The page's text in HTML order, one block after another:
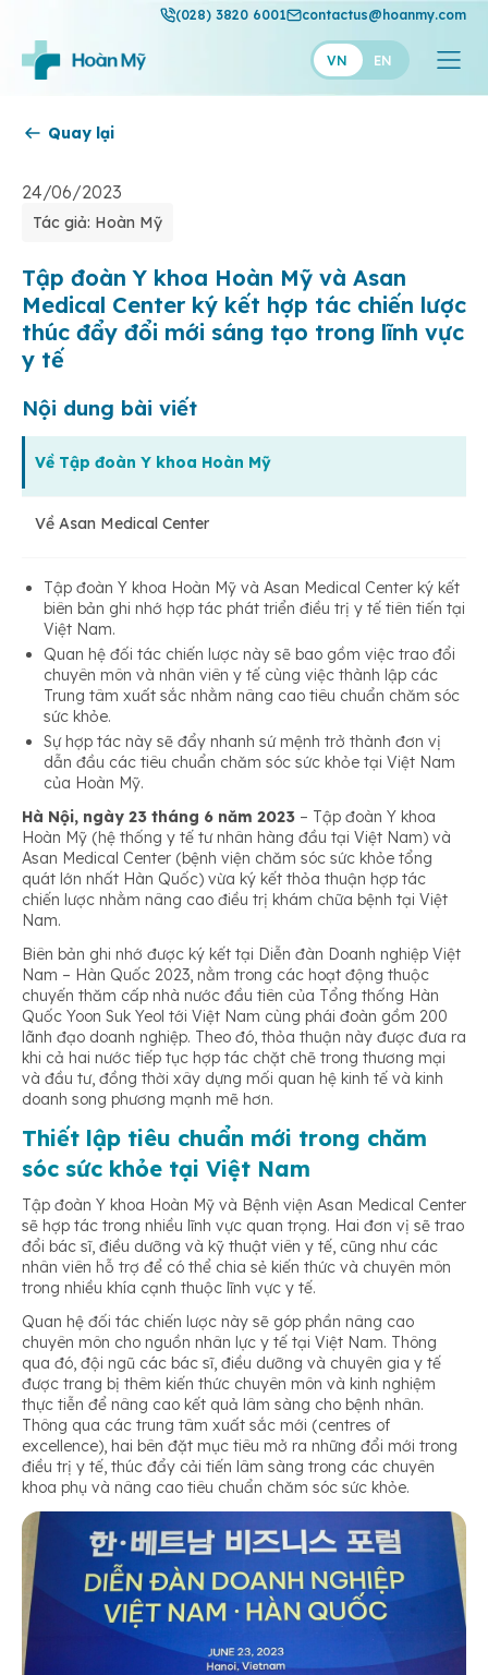
(028) 3820 6001 contactus@hoanmy.com
VN EN
Thuận Mỹ
Quay lại
24/06/2023
Tác giả: Hoàn Mỹ
Tập đoàn Y khoa Hoàn Mỹ và Asan
Medical Center ký kết hợp tác chiến lược
thúc đẩy đổi mới sáng tạo trong lĩnh vực
y tế
Nội dung bài viết
Về Tập đoàn Y khoa Hoàn Mỹ
Về Asan Medical Center
Tập đoàn Y khoa Hoàn Mỹ và Asan Medical Center ký kết
biên bản ghi nhớ hợp tác phát triển điều trị y tế tiên tiến tại
Việt Nam.
Quan hệ đối tác chiến lược này sẽ bao gồm việc trao đổi
chuyên môn và nhân viên y tế cùng việc thành lập các
Trung tâm xuất sắc nhằm nâng cao tiêu chuẩn chăm sóc
sức khỏe.
Sự hợp tác này sẽ đẩy nhanh sứ mệnh trở thành đơn vị
dẫn đầu các tiêu chuẩn chăm sóc sức khỏe tại Việt Nam
của Hoàn Mỹ.
Hà Nội, ngày 23 tháng 6 năm 2023 – Tập đoàn Y khoa
Hoàn Mỹ (hệ thống y tế tư nhân hàng đầu tại Việt Nam) và
Asan Medical Center (bệnh viện chăm sóc sức khỏe tổng
quát lớn nhất Hàn Quốc) vừa ký kết thỏa thuận hợp tác
chiến lược nhằm nâng cao điều trị khám chữa bệnh tại Việt
Nam.
Biên bản ghi nhớ được ký kết tại Diễn đàn Doanh nghiệp Việt
Nam – Hàn Quốc 2023, nằm trong các hoạt động thuộc
chuyến thăm cấp nhà nước đầu tiên của Tổng thống Hàn
Quốc Yoon Suk Yeol tới Việt Nam cùng phái đoàn gồm 200
lãnh đạo doanh nghiệp. Theo đó, thỏa thuận này được đưa ra
khi cả hai nước tiếp tục hợp tác chặt chẽ trong thương mại
và đầu tư, đồng thời xây dựng mối quan hệ kinh tế và kinh
doanh song phương mạnh mẽ hơn.
Thiết lập tiêu chuẩn mới trong chăm
sóc sức khỏe tại Việt Nam
Tập đoàn Y khoa Hoàn Mỹ và Bệnh viện Asan Medical Center
sẽ hợp tác trong nhiều lĩnh vực quan trọng. Hai đơn vị sẽ trao
đổi bác sĩ, điều dưỡng và kỹ thuật viên y tế, cũng như các
nhân viên hỗ trợ để có thể chia sẻ kiến thức và chuyên môn
trong nhiều khía cạnh thuộc lĩnh vực y tế.
Quan hệ đối tác chiến lược này sẽ góp phần nâng cao
chuyên môn cho nguồn nhân lực y tế tại Việt Nam. Thông
qua đó, đội ngũ các bác sĩ, điều dưỡng và chuyên gia y tế
được trang bị thêm kiến thức chuyên môn và kinh nghiệm
thực tiễn để nâng cao kết quả lâm sàng cho bệnh nhân.
Thông qua các trung tâm xuất sắc mới (centres of
excellence), hai bên đặt mục tiêu mở ra những đổi mới trong
điều trị y tế, thúc đẩy cải tiến lâm sàng trong các chuyên
khoa phụ và nâng cao tiêu chuẩn chăm sóc sức khỏe.